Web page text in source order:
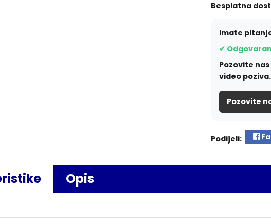
Besplatna
Imate
✔
Pozovite
video poziva.
Pozovite
Podijeli:
Opis